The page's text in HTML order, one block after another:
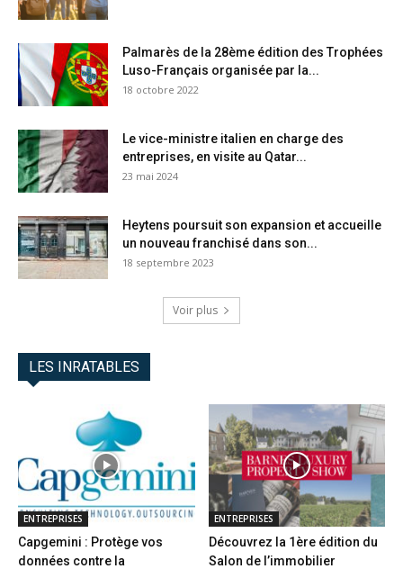
Palmarès de la 28ème édition des Trophées
Luso-Français organisée par la...
18 octobre 2022
Le vice-ministre italien en charge des
entreprises, en visite au Qatar...
23 mai 2024
Heytens poursuit son expansion et accueille
un nouveau franchisé dans son...
18 septembre 2023
Voir plus
LES INRATABLES
ENTREPRISES
Capgemini : Protège vos
données contre la
ENTREPRISES
Découvrez la 1ère édition du
Salon de l’immobilier